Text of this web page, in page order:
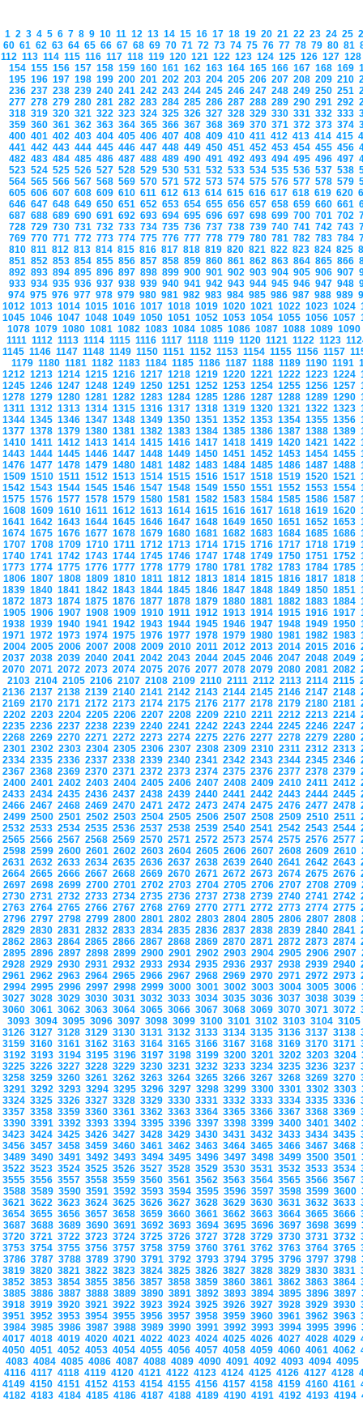
1 2 3 4 5 6 7 8 9 10 11 12 13 14 15 16 17 18 19 20 21 22 23 24 25
60 61 62 63 64 65 66 67 68 69 70 71 72 73 74 75 76 77 78 79 80 81
112 113 114 115 116 117 118 119 120 121 122 123 124 125 126 127
154 155 156 157 158 159 160 161 162 163 164 165 166 167 168 169
195 196 197 198 199 200 201 202 203 204 205 206 207 208 209 210
236 237 238 239 240 241 242 243 244 245 246 247 248 249 250 251
277 278 279 280 281 282 283 284 285 286 287 288 289 290 291 292
318 319 320 321 322 323 324 325 326 327 328 329 330 331 332 333
359 360 361 362 363 364 365 366 367 368 369 370 371 372 373 374
400 401 402 403 404 405 406 407 408 409 410 411 412 413 414 415
441 442 443 444 445 446 447 448 449 450 451 452 453 454 455 456
482 483 484 485 486 487 488 489 490 491 492 493 494 495 496 497
523 524 525 526 527 528 529 530 531 532 533 534 535 536 537 538
564 565 566 567 568 569 570 571 572 573 574 575 576 577 578 579
605 606 607 608 609 610 611 612 613 614 615 616 617 618 619 620
646 647 648 649 650 651 652 653 654 655 656 657 658 659 660 661
687 688 689 690 691 692 693 694 695 696 697 698 699 700 701 702
728 729 730 731 732 733 734 735 736 737 738 739 740 741 742 743
769 770 771 772 773 774 775 776 777 778 779 780 781 782 783 784
810 811 812 813 814 815 816 817 818 819 820 821 822 823 824 825
851 852 853 854 855 856 857 858 859 860 861 862 863 864 865 866
892 893 894 895 896 897 898 899 900 901 902 903 904 905 906 907
933 934 935 936 937 938 939 940 941 942 943 944 945 946 947 948
974 975 976 977 978 979 980 981 982 983 984 985 986 987 988 989
1012 1013 1014 1015 1016 1017 1018 1019 1020 1021 1022 1023 1024
1045 1046 1047 1048 1049 1050 1051 1052 1053 1054 1055 1056 1057
1078 1079 1080 1081 1082 1083 1084 1085 1086 1087 1088 1089
1111 1112 1113 1114 1115 1116 1117 1118 1119 1120 1121 1122 1123
1145 1146 1147 1148 1149 1150 1151 1152 1153 1154 1155 1156 1157
1179 1180 1181 1182 1183 1184 1185 1186 1187 1188 1189 1190 1191
1212 1213 1214 1215 1216 1217 1218 1219 1220 1221 1222 1223 1224
1245 1246 1247 1248 1249 1250 1251 1252 1253 1254 1255 1256 1257
1278 1279 1280 1281 1282 1283 1284 1285 1286 1287 1288 1289 1290
1311 1312 1313 1314 1315 1316 1317 1318 1319 1320 1321 1322 1323
1344 1345 1346 1347 1348 1349 1350 1351 1352 1353 1354 1355 1356
1377 1378 1379 1380 1381 1382 1383 1384 1385 1386 1387 1388 1389
1410 1411 1412 1413 1414 1415 1416 1417 1418 1419 1420 1421 1422
1443 1444 1445 1446 1447 1448 1449 1450 1451 1452 1453 1454 1455
1476 1477 1478 1479 1480 1481 1482 1483 1484 1485 1486 1487 1488
1509 1510 1511 1512 1513 1514 1515 1516 1517 1518 1519 1520 1521
1542 1543 1544 1545 1546 1547 1548 1549 1550 1551 1552 1553 1554
1575 1576 1577 1578 1579 1580 1581 1582 1583 1584 1585 1586 1587
1608 1609 1610 1611 1612 1613 1614 1615 1616 1617 1618 1619 1620
1641 1642 1643 1644 1645 1646 1647 1648 1649 1650 1651 1652 1653
1674 1675 1676 1677 1678 1679 1680 1681 1682 1683 1684 1685 1686
1707 1708 1709 1710 1711 1712 1713 1714 1715 1716 1717 1718 1719
1740 1741 1742 1743 1744 1745 1746 1747 1748 1749 1750 1751 1752
1773 1774 1775 1776 1777 1778 1779 1780 1781 1782 1783 1784 1785
1806 1807 1808 1809 1810 1811 1812 1813 1814 1815 1816 1817 1818
1839 1840 1841 1842 1843 1844 1845 1846 1847 1848 1849 1850 1851
1872 1873 1874 1875 1876 1877 1878 1879 1880 1881 1882 1883 1884
1905 1906 1907 1908 1909 1910 1911 1912 1913 1914 1915 1916 1917
1938 1939 1940 1941 1942 1943 1944 1945 1946 1947 1948 1949 1950
1971 1972 1973 1974 1975 1976 1977 1978 1979 1980 1981 1982 1983
2004 2005 2006 2007 2008 2009 2010 2011 2012 2013 2014 2015 2016
2037 2038 2039 2040 2041 2042 2043 2044 2045 2046 2047 2048 2049
2070 2071 2072 2073 2074 2075 2076 2077 2078 2079 2080 2081 2082
2103 2104 2105 2106 2107 2108 2109 2110 2111 2112 2113 2114 2115
2136 2137 2138 2139 2140 2141 2142 2143 2144 2145 2146 2147 2148
2169 2170 2171 2172 2173 2174 2175 2176 2177 2178 2179 2180 2181
2202 2203 2204 2205 2206 2207 2208 2209 2210 2211 2212 2213 2214
2235 2236 2237 2238 2239 2240 2241 2242 2243 2244 2245 2246 2247
2268 2269 2270 2271 2272 2273 2274 2275 2276 2277 2278 2279 2280
2301 2302 2303 2304 2305 2306 2307 2308 2309 2310 2311 2312 2313
2334 2335 2336 2337 2338 2339 2340 2341 2342 2343 2344 2345 2346
2367 2368 2369 2370 2371 2372 2373 2374 2375 2376 2377 2378 2379
2400 2401 2402 2403 2404 2405 2406 2407 2408 2409 2410 2411 2412
2433 2434 2435 2436 2437 2438 2439 2440 2441 2442 2443 2444 2445
2466 2467 2468 2469 2470 2471 2472 2473 2474 2475 2476 2477 2478
2499 2500 2501 2502 2503 2504 2505 2506 2507 2508 2509 2510 2511
2532 2533 2534 2535 2536 2537 2538 2539 2540 2541 2542 2543 2544
2565 2566 2567 2568 2569 2570 2571 2572 2573 2574 2575 2576 2577
2598 2599 2600 2601 2602 2603 2604 2605 2606 2607 2608 2609 2610
2631 2632 2633 2634 2635 2636 2637 2638 2639 2640 2641 2642 2643
2664 2665 2666 2667 2668 2669 2670 2671 2672 2673 2674 2675 2676
2697 2698 2699 2700 2701 2702 2703 2704 2705 2706 2707 2708 2709
2730 2731 2732 2733 2734 2735 2736 2737 2738 2739 2740 2741 2742
2763 2764 2765 2766 2767 2768 2769 2770 2771 2772 2773 2774 2775
2796 2797 2798 2799 2800 2801 2802 2803 2804 2805 2806 2807 2808
2829 2830 2831 2832 2833 2834 2835 2836 2837 2838 2839 2840 2841
2862 2863 2864 2865 2866 2867 2868 2869 2870 2871 2872 2873 2874
2895 2896 2897 2898 2899 2900 2901 2902 2903 2904 2905 2906 2907
2928 2929 2930 2931 2932 2933 2934 2935 2936 2937 2938 2939 2940
2961 2962 2963 2964 2965 2966 2967 2968 2969 2970 2971 2972 2973
2994 2995 2996 2997 2998 2999 3000 3001 3002 3003 3004 3005 3006
3027 3028 3029 3030 3031 3032 3033 3034 3035 3036 3037 3038 3039
3060 3061 3062 3063 3064 3065 3066 3067 3068 3069 3070 3071 3072
3093 3094 3095 3096 3097 3098 3099 3100 3101 3102 3103 3104
3126 3127 3128 3129 3130 3131 3132 3133 3134 3135 3136 3137 3138
3159 3160 3161 3162 3163 3164 3165 3166 3167 3168 3169 3170 3171
3192 3193 3194 3195 3196 3197 3198 3199 3200 3201 3202 3203 3204
3225 3226 3227 3228 3229 3230 3231 3232 3233 3234 3235 3236 3237
3258 3259 3260 3261 3262 3263 3264 3265 3266 3267 3268 3269 3270
3291 3292 3293 3294 3295 3296 3297 3298 3299 3300 3301 3302 3303
3324 3325 3326 3327 3328 3329 3330 3331 3332 3333 3334 3335 3336
3357 3358 3359 3360 3361 3362 3363 3364 3365 3366 3367 3368 3369
3390 3391 3392 3393 3394 3395 3396 3397 3398 3399 3400 3401 3402
3423 3424 3425 3426 3427 3428 3429 3430 3431 3432 3433 3434 3435
3456 3457 3458 3459 3460 3461 3462 3463 3464 3465 3466 3467 3468
3489 3490 3491 3492 3493 3494 3495 3496 3497 3498 3499 3500 3501
3522 3523 3524 3525 3526 3527 3528 3529 3530 3531 3532 3533 3534
3555 3556 3557 3558 3559 3560 3561 3562 3563 3564 3565 3566 3567
3588 3589 3590 3591 3592 3593 3594 3595 3596 3597 3598 3599 3600
3621 3622 3623 3624 3625 3626 3627 3628 3629 3630 3631 3632 3633
3654 3655 3656 3657 3658 3659 3660 3661 3662 3663 3664 3665 3666
3687 3688 3689 3690 3691 3692 3693 3694 3695 3696 3697 3698 3699
3720 3721 3722 3723 3724 3725 3726 3727 3728 3729 3730 3731 3732
3753 3754 3755 3756 3757 3758 3759 3760 3761 3762 3763 3764 3765
3786 3787 3788 3789 3790 3791 3792 3793 3794 3795 3796 3797 3798
3819 3820 3821 3822 3823 3824 3825 3826 3827 3828 3829 3830 3831
3852 3853 3854 3855 3856 3857 3858 3859 3860 3861 3862 3863 3864
3885 3886 3887 3888 3889 3890 3891 3892 3893 3894 3895 3896 3897
3918 3919 3920 3921 3922 3923 3924 3925 3926 3927 3928 3929 3930
3951 3952 3953 3954 3955 3956 3957 3958 3959 3960 3961 3962 3963
3984 3985 3986 3987 3988 3989 3990 3991 3992 3993 3994 3995 3996
4017 4018 4019 4020 4021 4022 4023 4024 4025 4026 4027 4028 4029
4050 4051 4052 4053 4054 4055 4056 4057 4058 4059 4060 4061 4062
4083 4084 4085 4086 4087 4088 4089 4090 4091 4092 4093 4094 4095
4116 4117 4118 4119 4120 4121 4122 4123 4124 4125 4126 4127 4128
4149 4150 4151 4152 4153 4154 4155 4156 4157 4158 4159 4160 4161
4182 4183 4184 4185 4186 4187 4188 4189 4190 4191 4192 4193 4194